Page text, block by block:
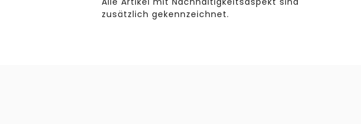
zusätzlich gekennzeichnet.